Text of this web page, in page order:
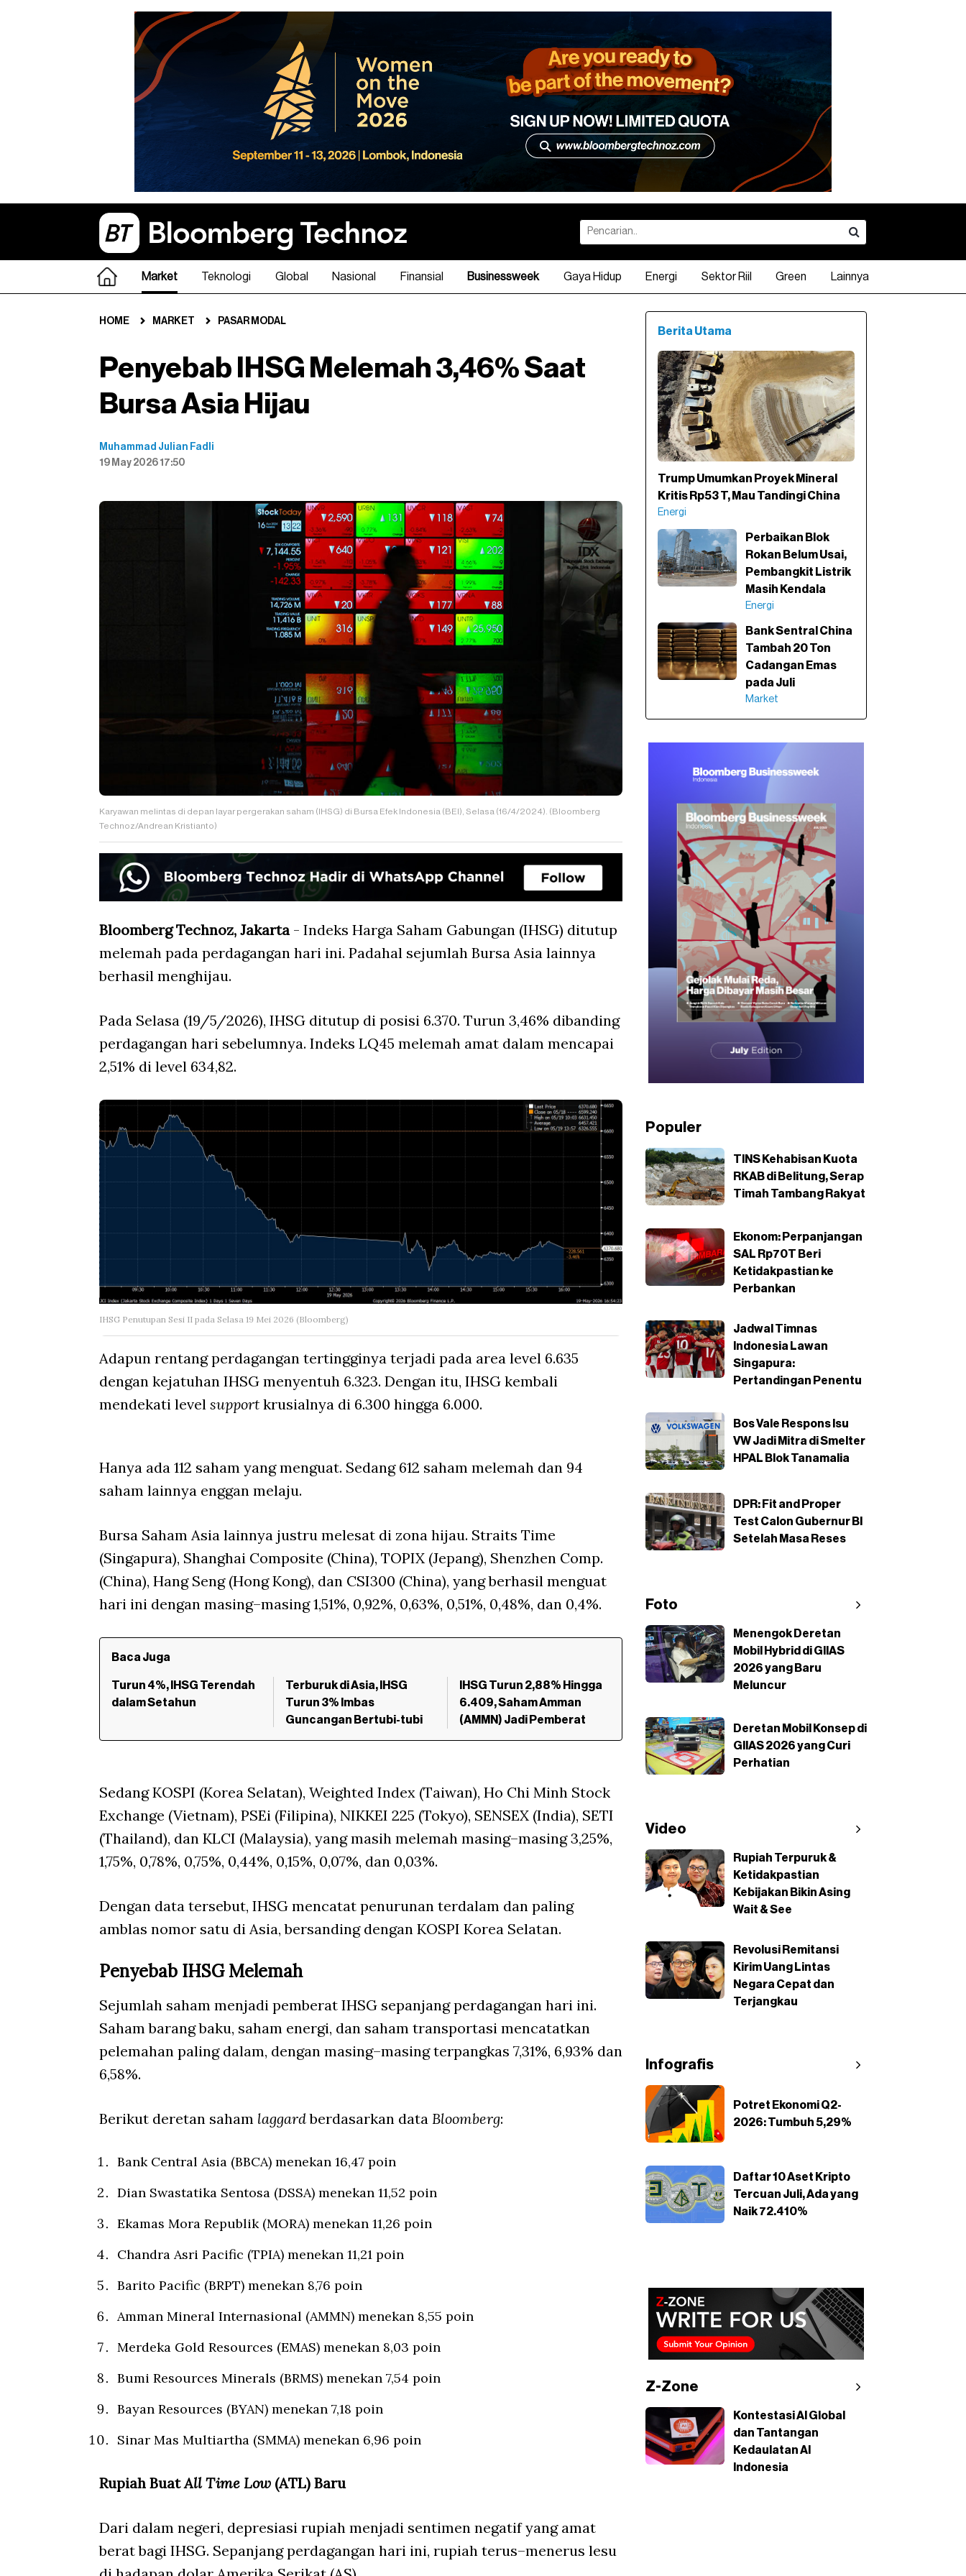
Market Teknologi Global Nasional Finansial Businessweek Gaya Hidup Energi Sektor Riil Green Lainnya
HOME MARKET PASAR MODAL
Penyebab IHSG Melemah 3,46% Saat
Bursa Asia Hijau
Muhammad Julian Fadli
19 May 2026 17:50
Karyawan melintas di depan layar pergerakan saham (IHSG) di Bursa Efek Indonesia (BEI), Selasa (16/4/2024). (Bloomberg
Technoz/Andrean Kristianto)
Bloomberg Technoz, Jakarta- Indeks Harga Saham Gabungan (IHSG) ditutup
melemah pada perdagangan hari ini. Padahal sejumlah Bursa Asia lainnya
berhasil menghijau.
Pada Selasa (19/5/2026), IHSG ditutup di posisi 6.370. Turun 3,46% dibanding
perdagangan hari sebelumnya. Indeks LQ45 melemah amat dalam mencapai
2,51% di level 634,82.
IHSG Penutupan Sesi II pada Selasa 19 Mei 2026 (Bloomberg)
Adapun rentang perdagangan tertingginya terjadi pada area level 6.635
dengan kejatuhan IHSG menyentuh 6.323. Dengan itu, IHSG kembali
mendekati level support krusialnya di 6.300 hingga 6.000.
Hanya ada 112 saham yang menguat. Sedang 612 saham melemah dan 94
saham lainnya enggan melaju.
Bursa Saham Asia lainnya justru melesat di zona hijau. Straits Time
(Singapura), Shanghai Composite (China), TOPIX (Jepang), Shenzhen Comp.
(China), Hang Seng (Hong Kong), dan CSI300 (China), yang berhasil menguat
hari ini dengan masing–masing 1,51%, 0,92%, 0,63%, 0,51%, 0,48%, dan 0,4%.
Baca Juga
Turun 4%, IHSG Terendah
dalam Setahun
Terburuk di Asia, IHSG
Turun 3% Imbas
Guncangan Bertubi-tubi
IHSG Turun 2,88% Hingga
6.409, Saham Amman
(AMMN) Jadi Pemberat
Sedang KOSPI (Korea Selatan), Weighted Index (Taiwan), Ho Chi Minh Stock
Exchange (Vietnam), PSEi (Filipina), NIKKEI 225 (Tokyo), SENSEX (India), SETI
(Thailand), dan KLCI (Malaysia), yang masih melemah masing–masing 3,25%,
1,75%, 0,78%, 0,75%, 0,44%, 0,15%, 0,07%, dan 0,03%.
Dengan data tersebut, IHSG mencatat penurunan terdalam dan paling
amblas nomor satu di Asia, bersanding dengan KOSPI Korea Selatan.
Penyebab IHSG Melemah
Sejumlah saham menjadi pemberat IHSG sepanjang perdagangan hari ini.
Saham barang baku, saham energi, dan saham transportasi mencatatkan
pelemahan paling dalam, dengan masing–masing terpangkas 7,31%, 6,93% dan
6,58%.
Berikut deretan saham laggardberdasarkan data Bloomberg:
Bank Central Asia (BBCA) menekan 16,47 poin
Dian Swastatika Sentosa (DSSA) menekan 11,52 poin
Ekamas Mora Republik (MORA) menekan 11,26 poin
Chandra Asri Pacific (TPIA) menekan 11,21 poin
Barito Pacific (BRPT) menekan 8,76 poin
Amman Mineral Internasional (AMMN) menekan 8,55 poin
Merdeka Gold Resources (EMAS) menekan 8,03 poin
Bumi Resources Minerals (BRMS) menekan 7,54 poin
Bayan Resources (BYAN) menekan 7,18 poin
Sinar Mas Multiartha (SMMA) menekan 6,96 poin
Rupiah BuatAll Time Low (ATL) Baru
Dari dalam negeri, depresiasi rupiah menjadi sentimen negatif yang amat
berat bagi IHSG. Sepanjang perdagangan hari ini, rupiah terus–menerus lesu
Berita Utama
Trump Umumkan Proyek Mineral
Kritis Rp53 T, Mau Tandingi China
Energi
Perbaikan Blok
Rokan Belum Usai,
Pembangkit Listrik
Masih Kendala
Energi
Bank Sentral China
Tambah 20 Ton
Cadangan Emas
pada Juli
Market
Populer
TINS Kehabisan Kuota
RKAB di Belitung, Serap
Timah Tambang Rakyat
Ekonom: Perpanjangan
SAL Rp70T Beri
Ketidakpastian ke
Perbankan
Jadwal Timnas
Indonesia Lawan
Singapura:
Pertandingan Penentu
Bos Vale Respons Isu
VW Jadi Mitra di Smelter
HPAL Blok Tanamalia
DPR: Fit and Proper
Test Calon Gubernur BI
Setelah Masa Reses
Foto
Menengok Deretan
Mobil Hybrid di GIIAS
2026 yang Baru
Meluncur
Deretan Mobil Konsep di
GIIAS 2026 yang Curi
Perhatian
Video
Rupiah Terpuruk &
Ketidakpastian
Kebijakan Bikin Asing
Wait & See
Revolusi Remitansi
Kirim Uang Lintas
Negara Cepat dan
Terjangkau
Infografis
Potret Ekonomi Q2-
2026: Tumbuh 5,29%
Daftar 10 Aset Kripto
Tercuan Juli, Ada yang
Naik 72.410%
Z-Zone
Kontestasi AI Global
dan Tantangan
Kedaulatan AI
Indonesia